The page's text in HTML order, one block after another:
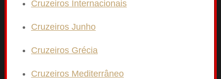
Cruzeiros Internacionais
Cruzeiros Junho
Cruzeiros Grécia
Cruzeiros Mediterrâneo